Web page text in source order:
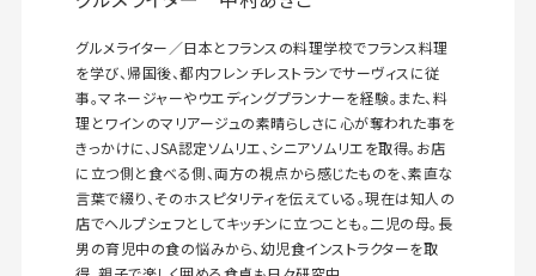
グルメライター／日本とフランスの料理学校でフランス料理
を学び、帰国後、都内フレンチレストランでサーヴィスに従
事。マネージャーやウエディングプランナーを経験。また、料
理とワインのマリアージュの素晴らしさに心が奪われた事を
きっかけに、JSA認定ソムリエ、シニアソムリエを取得。お店
に立つ側と食べる側、両方の視点から感じたものを、素直な
言葉で綴り、そのホスピタリティを伝えている。現在は知人の
店でヘルプシェフとしてキッチンに立つことも。二児の母。長
男の育児中の食の悩みから、幼児食インストラクターを取